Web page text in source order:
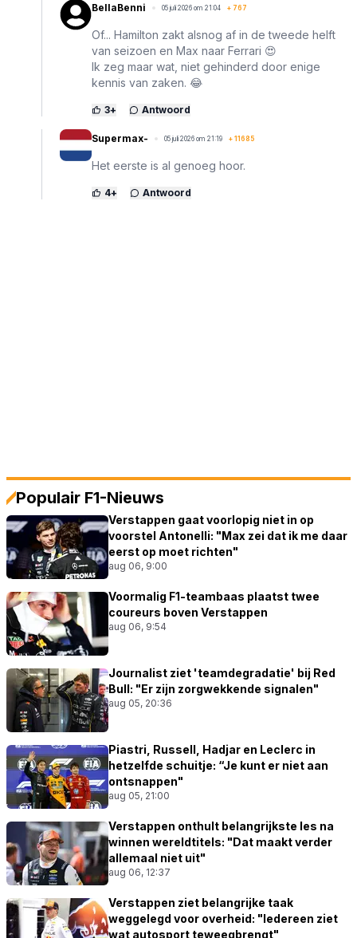
BellaBenni 05 juli 2026 om 21:04 + 767
Of... Hamilton zakt alsnog af in de tweede helft
van seizoen en Max naar Ferrari 😍
Ik zeg maar wat, niet gehinderd door enige
kennis van zaken. 😂
3+ Antwoord
Supermax- 05 juli 2026 om 21:19 + 11685
Het eerste is al genoeg hoor.
4+ Antwoord
Populair F1-Nieuws
Verstappen gaat voorlopig niet in op
voorstel Antonelli: "Max zei dat ik me daar
eerst op moet richten"
aug 06, 9:00
Voormalig F1-teambaas plaatst twee
coureurs boven Verstappen
aug 06, 9:54
Journalist ziet 'teamdegradatie' bij Red
Bull: "Er zijn zorgwekkende signalen"
aug 05, 20:36
Piastri, Russell, Hadjar en Leclerc in
hetzelfde schuitje: “Je kunt er niet aan
ontsnappen"
aug 05, 21:00
Verstappen onthult belangrijkste les na
winnen wereldtitels: "Dat maakt verder
allemaal niet uit"
aug 06, 12:37
Verstappen ziet belangrijke taak
weggelegd voor overheid: "Iedereen ziet
wat autosport teweegbrengt"